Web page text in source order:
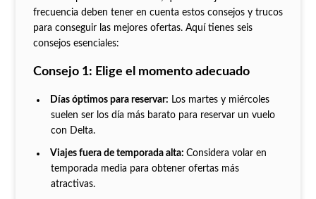
frecuencia deben tener en cuenta estos consejos y trucos
para conseguir las mejores ofertas. Aquí tienes seis
consejos esenciales:
Consejo 1: Elige el momento adecuado
Días óptimos para reservar: Los martes y miércoles
suelen ser los día más barato para reservar un vuelo
con Delta.
Viajes fuera de temporada alta:Considera volar en
temporada media para obtener ofertas más
atractivas.